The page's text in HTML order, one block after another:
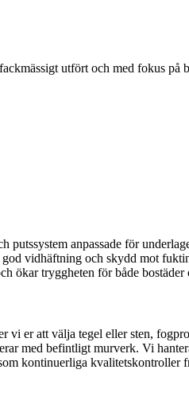
utfört och med fokus på
anpassade för
vidhäftning och skydd mot
ökar tryggheten för både bostäder
er att välja tegel eller sten,
med befintligt murverk. Vi
kontinuerliga kvalitetskontroller